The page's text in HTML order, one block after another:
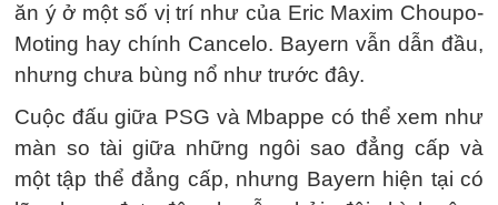
ăn ý ở một số vị trí như của Eric Maxim Choupo-
Moting hay chính Cancelo. Bayern vẫn dẫn đầu,
nhưng chưa bùng nổ như trước đây.
Cuộc đấu giữa PSG và Mbappe có thể xem như
màn so tài giữa những ngôi sao đẳng cấp và
một tập thể đẳng cấp, nhưng Bayern hiện tại có